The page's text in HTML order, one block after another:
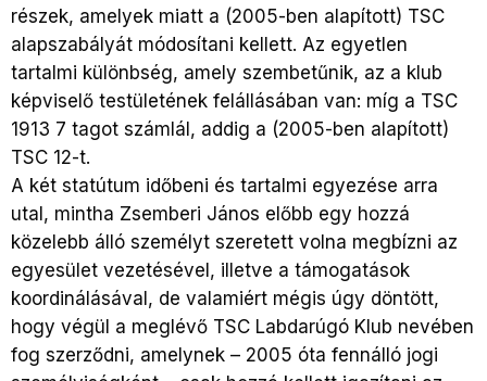
részek, amelyek miatt a (2005-ben alapított) TSC
alapszabályát módosítani kellett. Az egyetlen
tartalmi különbség, amely szembetűnik, az a klub
képviselő testületének felállásában van: míg a TSC
1913 7 tagot számlál, addig a (2005-ben alapított)
TSC 12-t.
A két statútum időbeni és tartalmi egyezése arra
utal, mintha Zsemberi János előbb egy hozzá
közelebb álló személyt szeretett volna megbízni az
egyesület vezetésével, illetve a támogatások
koordinálásával, de valamiért mégis úgy döntött,
hogy végül a meglévő TSC Labdarúgó Klub nevében
fog szerződni, amelynek – 2005 óta fennálló jogi